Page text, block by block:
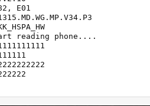
E01
reading phone....